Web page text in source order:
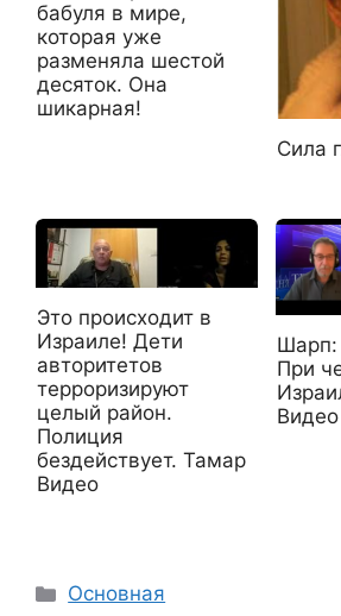
бабуля в мире,
которая уже
разменяла шестой
десяток. Она
шикарная!
Сила
Это происходит в
Израиле! Дети
авторитетов
терроризируют
целый район.
Полиция
бездействует. Тамар
Видео
Шарп:
При
Видео
Рубрики
Основная